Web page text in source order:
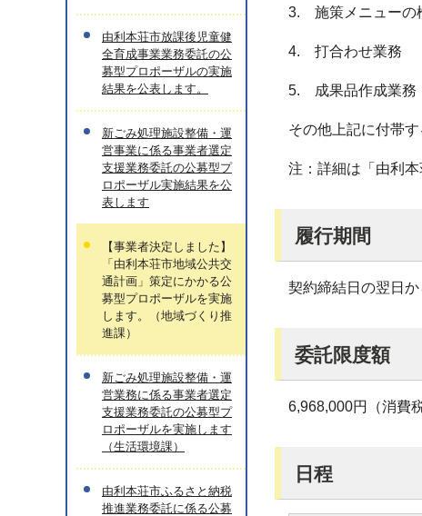
3. 施策メニューの
4. 打合わせ業務
5. 成果品作成業務
その他上記に付帯
注：詳細は「由利
履行期間
契約締結日の翌日
委託限度額
6,968,000円（消費
日程
由利本荘市放課後児童健
全育成事業業務委託の公
募型プロポーザルの実施
結果を公表します。
新ごみ処理施設整備・運
営事業に係る事業者選定
支援業務委託の公募型プ
ロポーザル実施結果を公
表します
【事業者決定しました】
「由利本荘市地域公共交
通計画」策定にかかる公
募型プロポーザルを実施
します。（地域づくり推
進課）
新ごみ処理施設整備・運
営業務に係る事業者選定
支援業務委託の公募型プ
ロポーザルを実施します
（生活環境課）
由利本荘市ふるさと納税
推進業務委託に係る公募